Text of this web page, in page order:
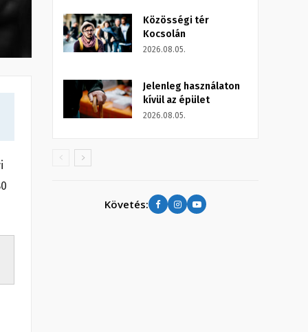
Közösségi tér
Kocsolán
2026.08.05.
Jelenleg használaton
kívül az épület
2026.08.05.
Követés: